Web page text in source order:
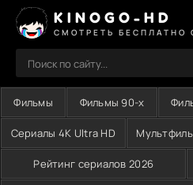
KINOGO-HD
СМОТРЕТЬ БЕСПЛАТНО
Фильмы Фильмы 90-х
Сериалы 4K Ultra HD
Рейтинг сериалов 2026